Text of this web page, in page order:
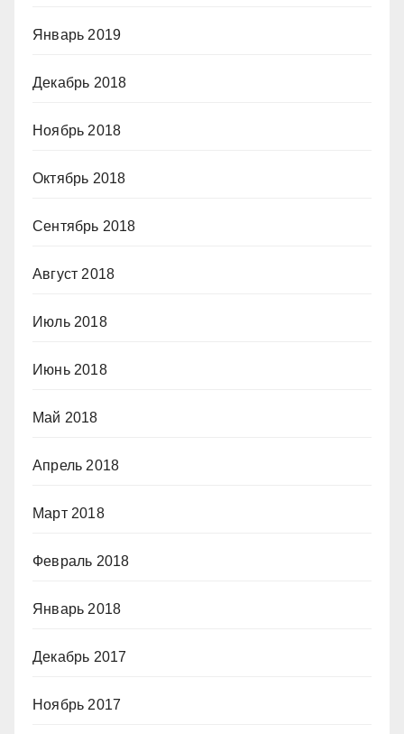
Январь 2019
Декабрь 2018
Ноябрь 2018
Октябрь 2018
Сентябрь 2018
Август 2018
Июль 2018
Июнь 2018
Май 2018
Апрель 2018
Март 2018
Февраль 2018
Январь 2018
Декабрь 2017
Ноябрь 2017